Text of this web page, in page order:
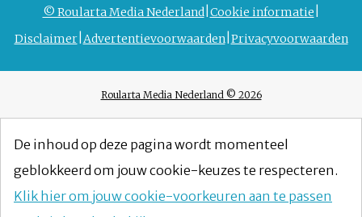
© Roularta Media Nederland Cookie informatie
Disclaimer Advertentievoorwaarden Privacyvoorwaarden
Roularta Media Nederland © 2026
De inhoud op deze pagina wordt momenteel
geblokkeerd om jouw cookie-keuzes te respecteren.
Klik hier om jouw cookie-voorkeuren aan te passen